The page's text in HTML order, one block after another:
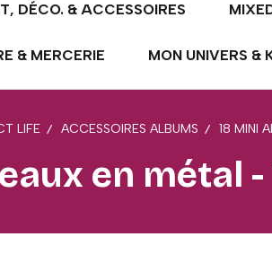
DÉCO. & ACCESSOIRES
& MERCERIE MON UNIVERS &
LIFE ACCESSOIRES ALBUMS 18 MINI
en métal